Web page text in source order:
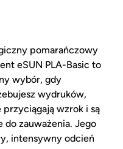
pomarańczowy
eSUN PLA-Basic to
wybór, gdy
wydruków,
przyciągają wzrok i są
do zauważenia. Jego
intensywny odcień